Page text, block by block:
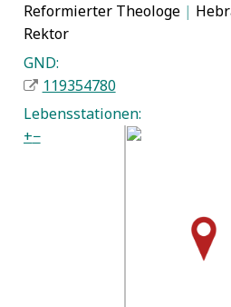
Reformierter Theologe |
Rektor
GND:
119354780
Lebensstationen:
+−